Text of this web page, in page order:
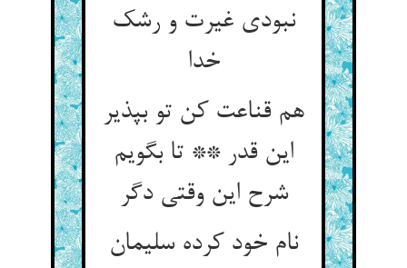
نبودی غیرت و رشک
خدا
هم قناعت کن تو بپذیر
این قدر ** تا بگویم
شرح این وقتی دگر
نام خود کرده سلیمان